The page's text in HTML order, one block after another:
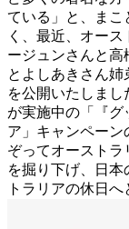
ている」と、まこ
く、最近、オー
ージュンさんと高
とよしあきさん
を公開いたしま
が実施中の「『グ
ア」キャンペーン
ぞってオーストラ
を掘り下げ、日
トラリアの休日へ